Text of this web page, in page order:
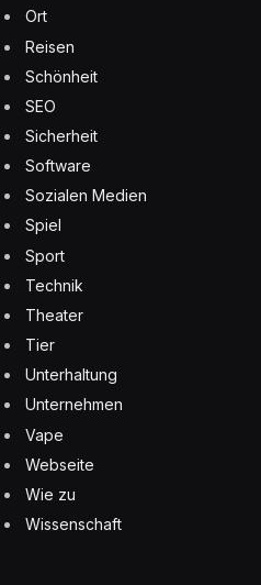
Ort
Reisen
Schönheit
SEO
Sicherheit
Software
Sozialen Medien
Spiel
Sport
Technik
Theater
Tier
Unterhaltung
Unternehmen
Vape
Webseite
Wie zu
Wissenschaft